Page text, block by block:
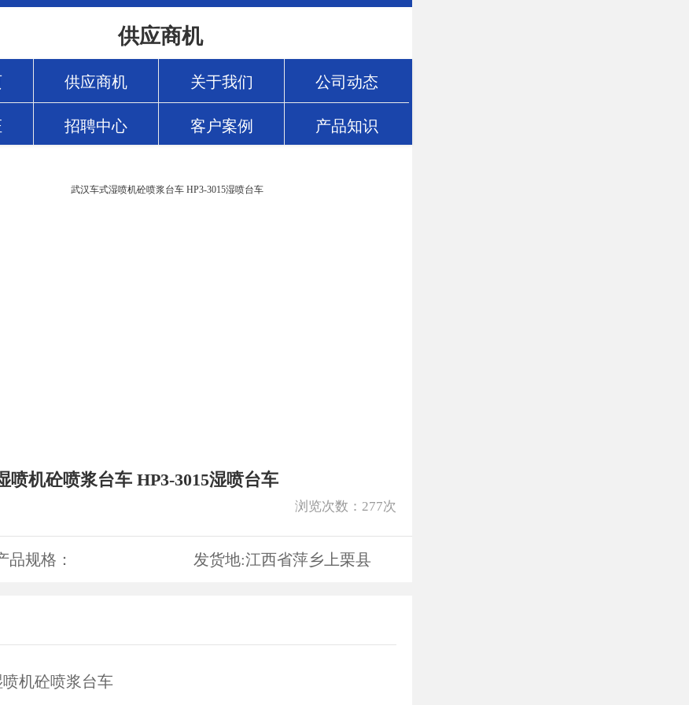
供应商机
供应商机 关于我们 公司动态
招聘中心 客户案例 产品知识
喷机砼喷浆台车 HP3-3015湿喷台车
浏览次数： 277次
品规格： 发货地:江西省萍乡上栗县
机砼喷浆台车